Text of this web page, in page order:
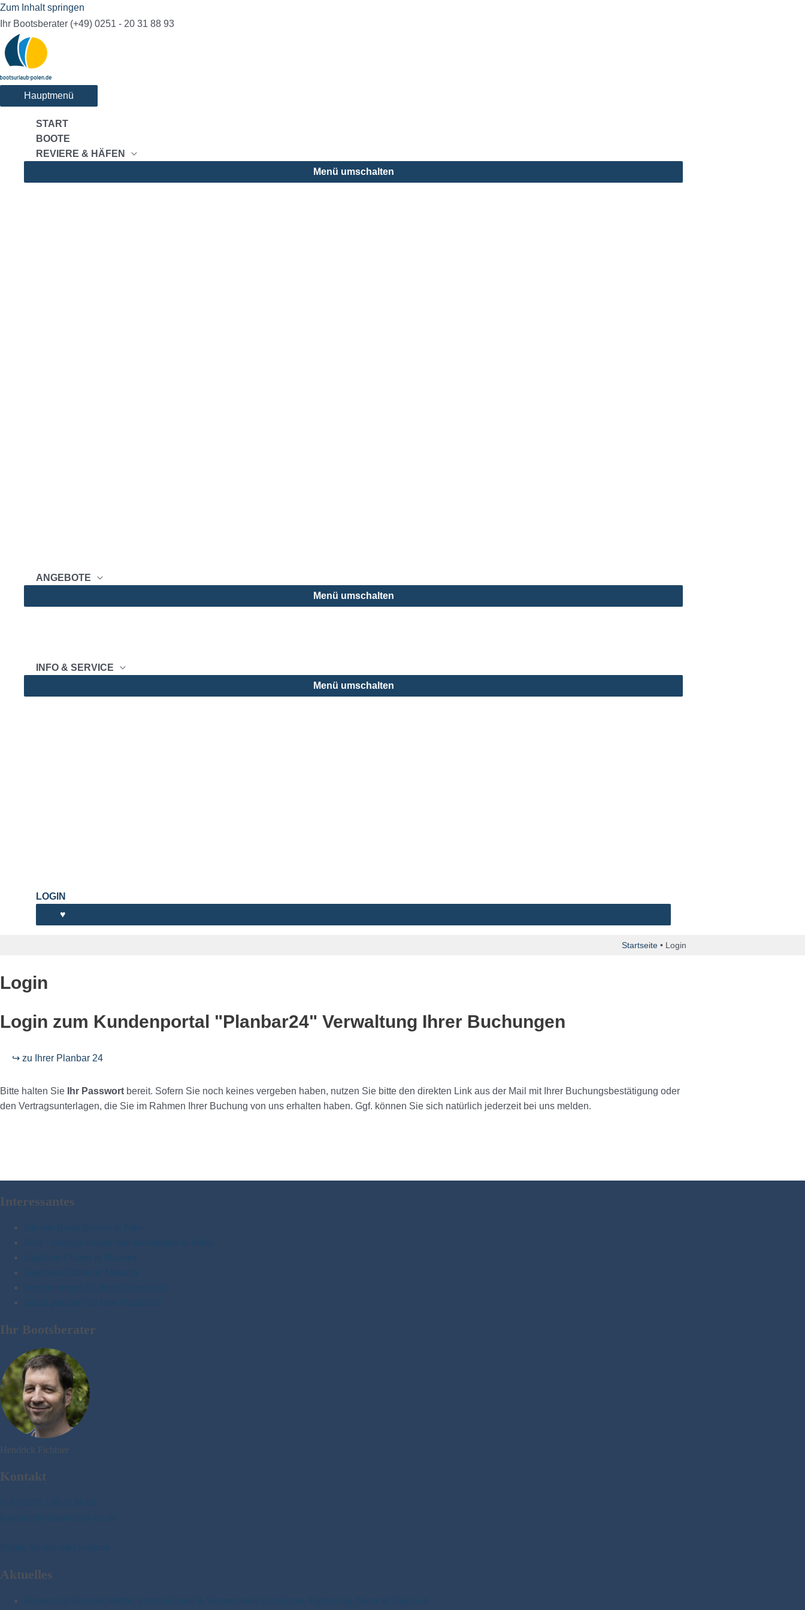
Zum Inhalt springen
Ihr Bootsberater (+49) 0251 - 20 31 88 93
Hauptmenü
START
BOOTE
REVIERE & HÄFEN
Menü umschalten
ANGEBOTE
Menü umschalten
INFO & SERVICE
Menü umschalten
LOGIN
♥
Startseite • Login
Login
Login zum Kundenportal "Planbar24" Verwaltung Ihrer Buchungen
↪ zu Ihrer Planbar 24
Bitte halten Sie Ihr Passwort bereit. Sofern Sie noch keines vergeben haben, nutzen Sie bitte den direkten Link aus der Mail mit Ihrer Buchungsbestätigung oder
den Vertragsunterlagen, die Sie im Rahmen Ihrer Buchung von uns erhalten haben. Ggf. können Sie sich natürlich jederzeit bei uns melden.
Interessantes
Ihr Bootsberater
Hendrick Fichtner
Kontakt
Aktuelles